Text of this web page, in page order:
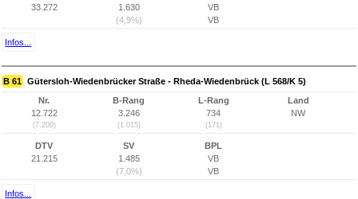
33.272
1.630
(4,9%)
VB
VB
Infos...
B 61 Gütersloh-Wiedenbrücker Straße - Rheda-Wiedenbrück (L 568/K 5)
Nr.
12.722
(7.200)
B-Rang
3.246
(1.015)
L-Rang
734
(171)
Land
NW
DTV
21.215
SV
1.485
(7,0%)
BPL
VB
VB
Infos...